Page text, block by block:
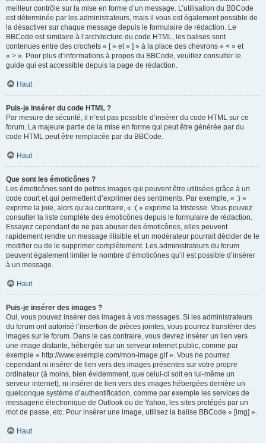
meilleur contrôle sur la mise en forme d’un message. L’utilisation du BBCode
est déterminée par les administrateurs, mais il vous est également possible de
la désactiver sur chaque message depuis le formulaire de rédaction. Le
BBCode est similaire à l’architecture du code HTML, les balises sont
contenues entre des crochets « [ » et « ] » à la place des chevrons « < » et
« > ». Pour plus d’informations à propos du BBCode, veuillez consulter le
guide qui est accessible depuis la page de rédaction.
Haut
Puis-je insérer du code HTML ?
Par mesure de sécurité, il n’est pas possible d’insérer du code HTML sur ce
forum. La majeure partie de la mise en forme qui peut être générée par du
code HTML peut être remplacée par du BBCode.
Haut
Que sont les émoticônes ?
Les émoticônes sont de petites images qui peuvent être utilisées grâce à un
code court et qui permettent d’exprimer des sentiments. Par exemple, « :) »
exprime la joie, alors qu’au contraire, « :( » exprime la tristesse. Vous pouvez
consulter la liste complète des émoticônes depuis le formulaire de rédaction.
Essayez cependant de ne pas abuser des émoticônes, elles peuvent
rapidement rendre un message illisible et un modérateur pourrait décider de le
modifier ou de le supprimer complètement. Les administrateurs du forum
peuvent également limiter le nombre d’émoticônes qu’il est possible d’insérer
à un message.
Haut
Puis-je insérer des images ?
Oui, vous pouvez insérer des images à vos messages. Si les administrateurs
du forum ont autorisé l’insertion de pièces jointes, vous pourrez transférer des
images sur le forum. Dans le cas contraire, vous devrez insérer un lien vers
une image distante, hébergée sur un serveur internet public, comme par
exemple « http://www.exemple.com/mon-image.gif ». Vous ne pourrez
cependant ni insérer de lien vers des images présentes sur votre propre
ordinateur (à moins, bien évidemment, que celui-ci soit en lui-même un
serveur internet), ni insérer de lien vers des images hébergées derrière un
quelconque système d’authentification, comme par exemple les services de
messagerie électronique de Outlook ou de Yahoo, les sites protégés par un
mot de passe, etc. Pour insérer une image, utilisez la balise BBCode « [img] ».
Haut